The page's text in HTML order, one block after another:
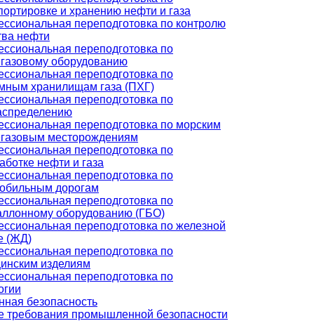
и хранению нефти и газа
переподготовка по контролю
нефти
переподготовка по
оборудованию
переподготовка по
хранилищам газа (ПХГ)
переподготовка по
переподготовка по морским
месторождениям
переподготовка по
нефти и газа
переподготовка по
дорогам
переподготовка по
оборудованию (ГБО)
переподготовка по железной
(ЖД)
переподготовка по
изделиям
переподготовка по
безопасность
требования промышленной безопасности